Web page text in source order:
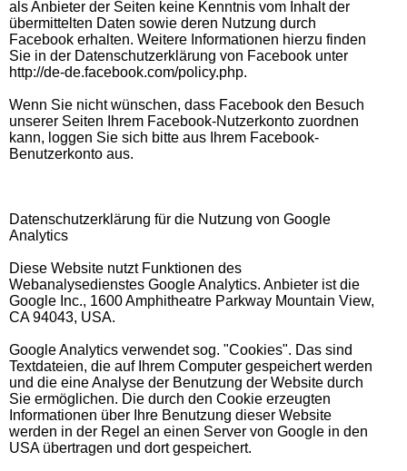
als Anbieter der Seiten keine Kenntnis vom Inhalt der
übermittelten Daten sowie deren Nutzung durch
Facebook erhalten. Weitere Informationen hierzu finden
Sie in der Datenschutzerklärung von Facebook unter
http://de-de.facebook.com/policy.php.
Wenn Sie nicht wünschen, dass Facebook den Besuch
unserer Seiten Ihrem Facebook-Nutzerkonto zuordnen
kann, loggen Sie sich bitte aus Ihrem Facebook-
Benutzerkonto aus.
Datenschutzerklärung für die Nutzung von Google
Analytics
Diese Website nutzt Funktionen des
Webanalysedienstes Google Analytics. Anbieter ist die
Google Inc., 1600 Amphitheatre Parkway Mountain View,
CA 94043, USA.
Google Analytics verwendet sog. "Cookies". Das sind
Textdateien, die auf Ihrem Computer gespeichert werden
und die eine Analyse der Benutzung der Website durch
Sie ermöglichen. Die durch den Cookie erzeugten
Informationen über Ihre Benutzung dieser Website
werden in der Regel an einen Server von Google in den
USA übertragen und dort gespeichert.